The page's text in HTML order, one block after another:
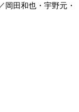
田和也・宇野元・